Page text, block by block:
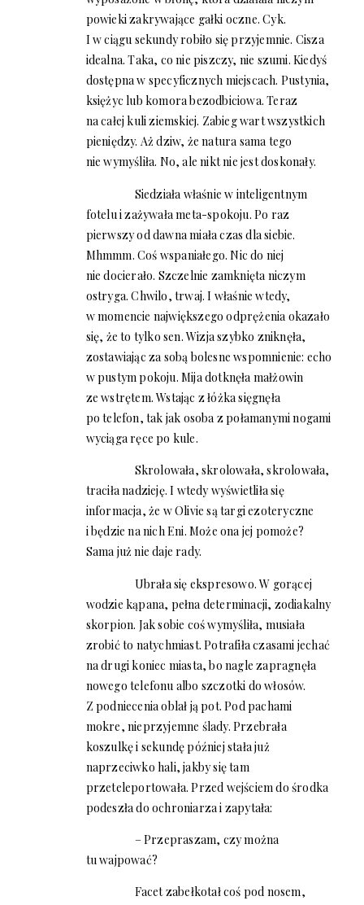
powieki zakrywające gałki oczne. Cyk.
I w ciągu sekundy robiło się przyjemnie. Cisza
idealna. Taka, co nie piszczy, nie szumi. Kiedyś
dostępna w specyficznych miejscach. Pustynia,
księżyc lub komora bezodbiciowa. Teraz
na całej kuli ziemskiej. Zabieg wart wszystkich
pieniędzy. Aż dziw, że natura sama tego
nie wymyśliła. No, ale nikt nie jest doskonały.
Siedziała właśnie w inteligentnym
fotelu i zażywała meta-spokoju. Po raz
pierwszy od dawna miała czas dla siebie.
Mhmmm. Coś wspaniałego. Nic do niej
nie docierało. Szczelnie zamknięta niczym
ostryga. Chwilo, trwaj. I właśnie wtedy,
w momencie największego odprężenia okazało
się, że to tylko sen. Wizja szybko zniknęła,
zostawiając za sobą bolesne wspomnienie: echo
w pustym pokoju. Mija dotknęła małżowin
ze wstrętem. Wstając z łóżka sięgnęła
po telefon, tak jak osoba z połamanymi nogami
wyciąga ręce po kule.
Skrolowała, skrolowała, skrolowała,
traciła nadzieję. I wtedy wyświetliła się
informacja, że w Olivie są targi ezoteryczne
i będzie na nich Eni. Może ona jej pomoże?
Sama już nie daje rady.
Ubrała się ekspresowo. W gorącej
wodzie kąpana, pełna determinacji, zodiakalny
skorpion. Jak sobie coś wymyśliła, musiała
zrobić to natychmiast. Potrafiła czasami jechać
na drugi koniec miasta, bo nagle zapragnęła
nowego telefonu albo szczotki do włosów.
Z podniecenia oblał ją pot. Pod pachami
mokre, nieprzyjemne ślady. Przebrała
koszulkę i sekundę później stała już
naprzeciwko hali, jakby się tam
przeteleportowała. Przed wejściem do środka
podeszła do ochroniarza i zapytała:
– Przepraszam, czy można
tu wajpować?
Facet zabełkotał coś pod nosem,